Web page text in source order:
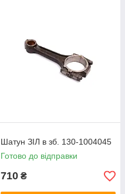
Шатун ЗІЛ в зб. 130-1004045
Готово до відправки
710 ₴